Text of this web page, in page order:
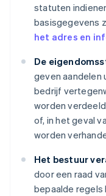
statuten
basisgegevens
het adres en
De
geven aandelen
bedrijf
worden
of, in het geval
worden
Het bestuur
door een raad
bepaalde regels